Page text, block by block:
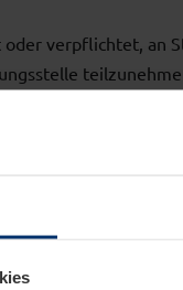
verpflichtet, an
Inhalte
oder